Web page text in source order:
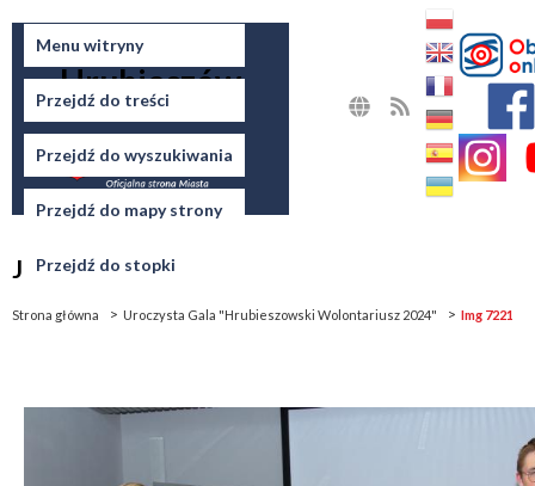
Menu witryny
Przejdź do treści
Przejdź do wyszukiwania
Przejdź do mapy strony
Przejdź do stopki
Miasto
Hrubieszów
Jesteś tutaj
Strona główna Uroczysta Gala "Hrubieszowski Wolontariusz 2024" Img 7221